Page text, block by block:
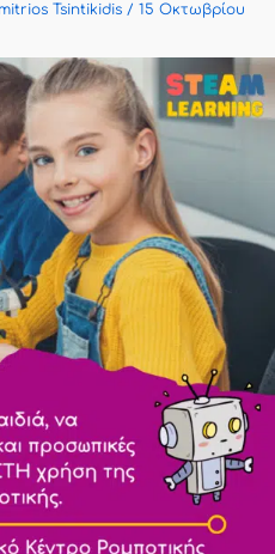
Tsintikidis / 15 Οκτωβρίου